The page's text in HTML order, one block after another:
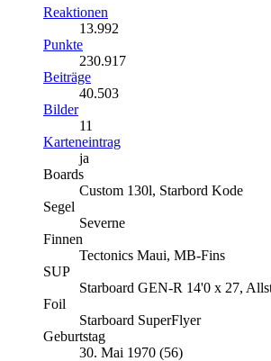
Reaktionen
13.992
Punkte
230.917
Beiträge
40.503
Bilder
11
Karteneintrag
ja
Boards
Custom 130l, Starbord Kode
Segel
Severne
Finnen
Tectonics Maui, MB-Fins
SUP
Starboard GEN-R 14'0 x 27,
Foil
Starboard SuperFlyer
Geburtstag
30. Mai 1970 (56)